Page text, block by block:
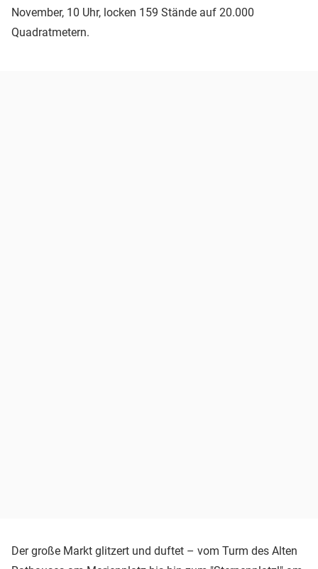
November, 10 Uhr, locken 159 Stände auf 20.000
Quadratmetern.
Der große Markt glitzert und duftet – vom Turm des Alten